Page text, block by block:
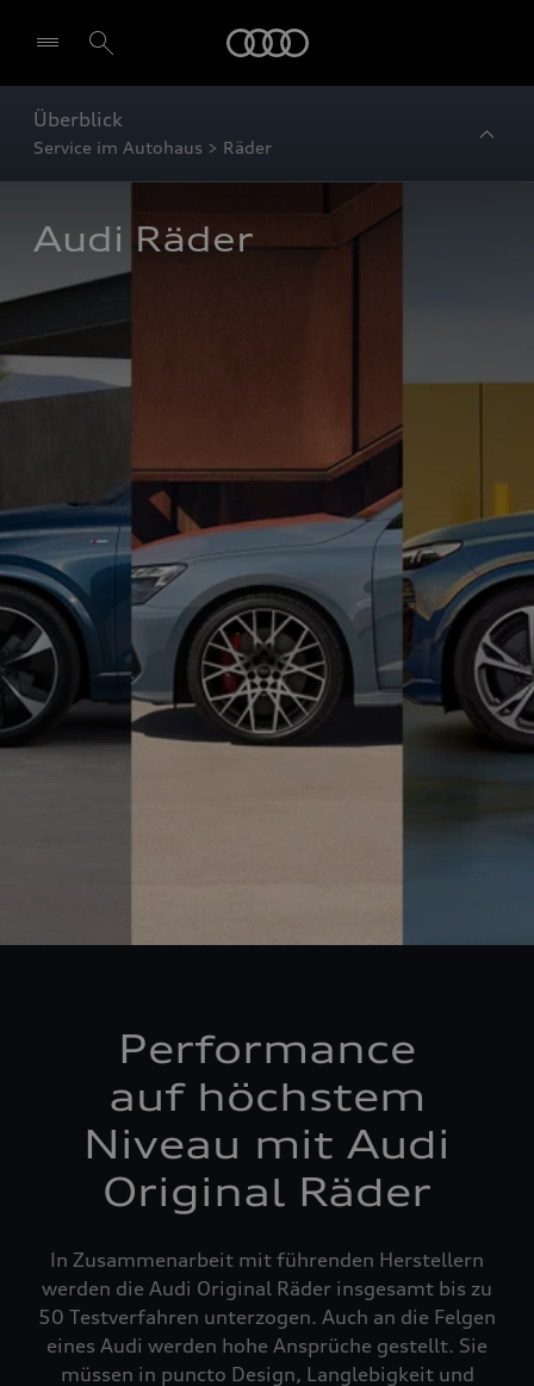
Überblick
Service im Autohaus > Räder
Audi Räder
Performance
auf höchstem
Niveau mit Audi
Original Räder
In Zusammenarbeit mit führenden Herstellern
werden die Audi Original Räder insgesamt bis zu
50 Testverfahren unterzogen. Auch an die Felgen
eines Audi werden hohe Ansprüche gestellt. Sie
müssen in puncto Design, Langlebigkeit und